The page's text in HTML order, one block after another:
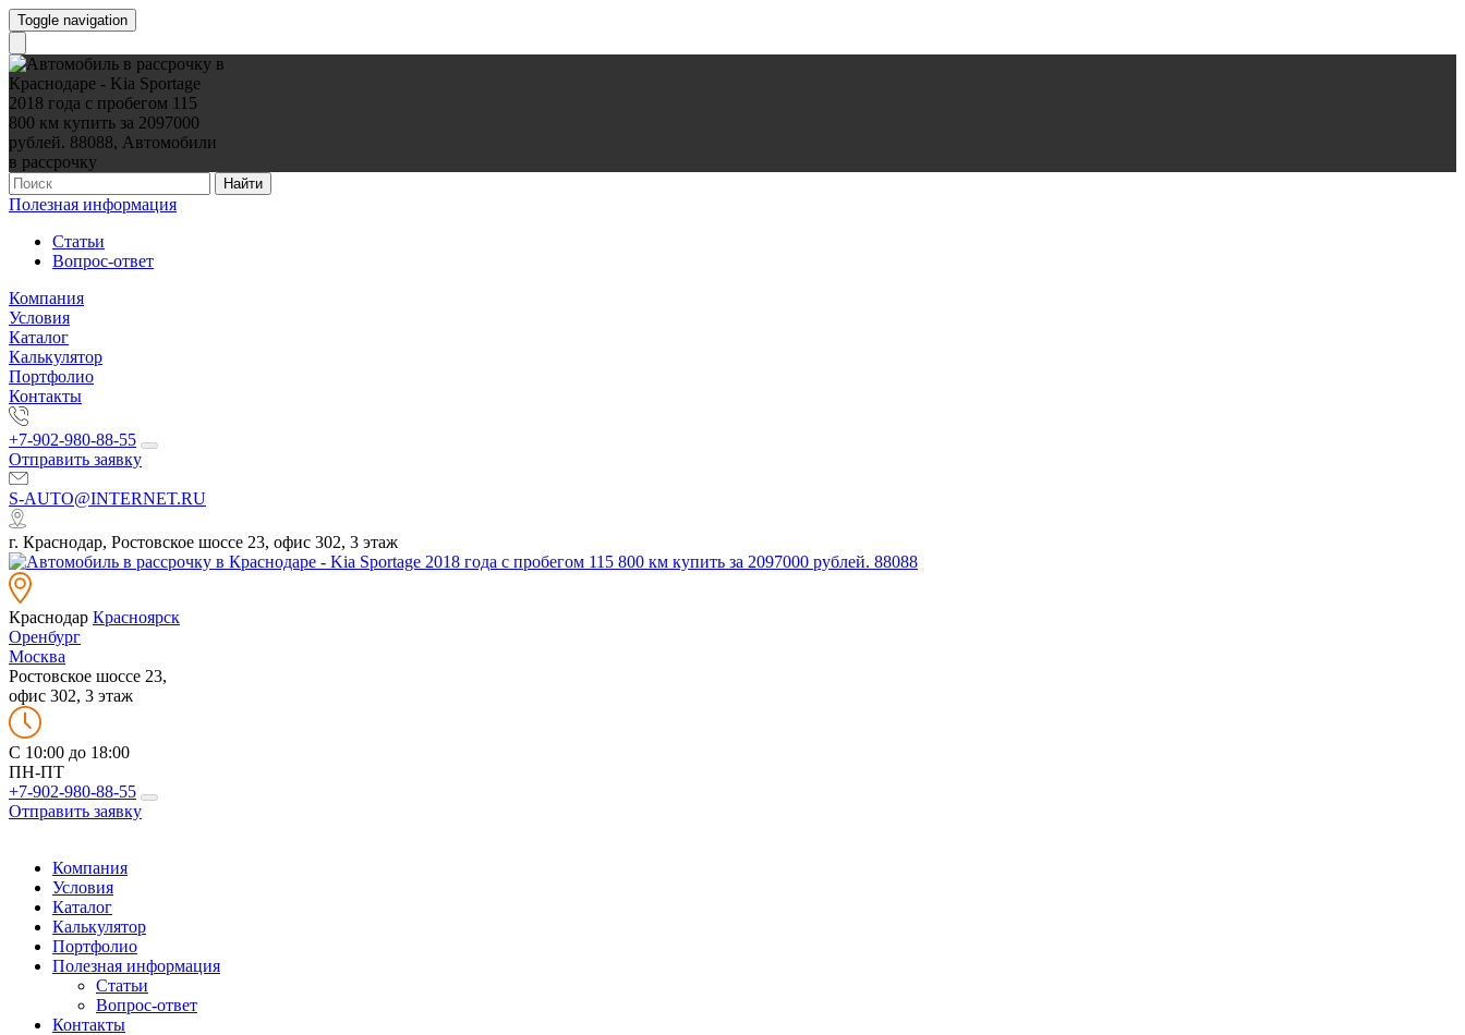
Toggle navigation
Найти
Полезная информация
Статьи
Вопрос-ответ
Компания
Условия
Каталог
Калькулятор
Портфолио
Контакты
+7-902-980-88-55
Отправить заявку
S-AUTO@INTERNET.RU
г. Краснодар, Ростовское шоссе 23, офис 302, 3 этаж
Краснодар Красноярск
Оренбург
Москва
Ростовское шоссе 23,
офис 302, 3 этаж
C 10:00 до 18:00
ПН-ПТ
+7-902-980-88-55
Отправить заявку
Компания
Условия
Каталог
Калькулятор
Портфолио
Полезная информация
Статьи
Вопрос-ответ
Контакты